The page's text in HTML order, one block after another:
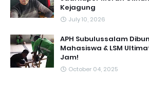
Kejagung
July 10, 2026
APH Subulussalam
Mahasiswa & LSM
Jam!
October 04, 2025